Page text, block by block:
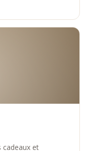
cadeaux et